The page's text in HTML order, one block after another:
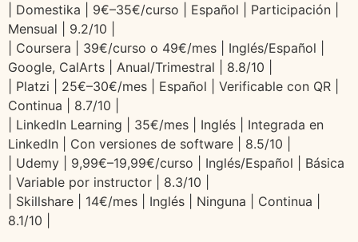
| Domestika | 9€–35€/curso | Español | Participación |
Mensual | 9.2/10 |
| Coursera | 39€/curso o 49€/mes | Inglés/Español |
Google, CalArts | Anual/Trimestral | 8.8/10 |
| Platzi | 25€–30€/mes | Español | Verificable con QR |
Continua | 8.7/10 |
| LinkedIn Learning | 35€/mes | Inglés | Integrada en
LinkedIn | Con versiones de software | 8.5/10 |
| Udemy | 9,99€–19,99€/curso | Inglés/Español | Básica
| Variable por instructor | 8.3/10 |
| Skillshare | 14€/mes | Inglés | Ninguna | Continua |
8.1/10 |